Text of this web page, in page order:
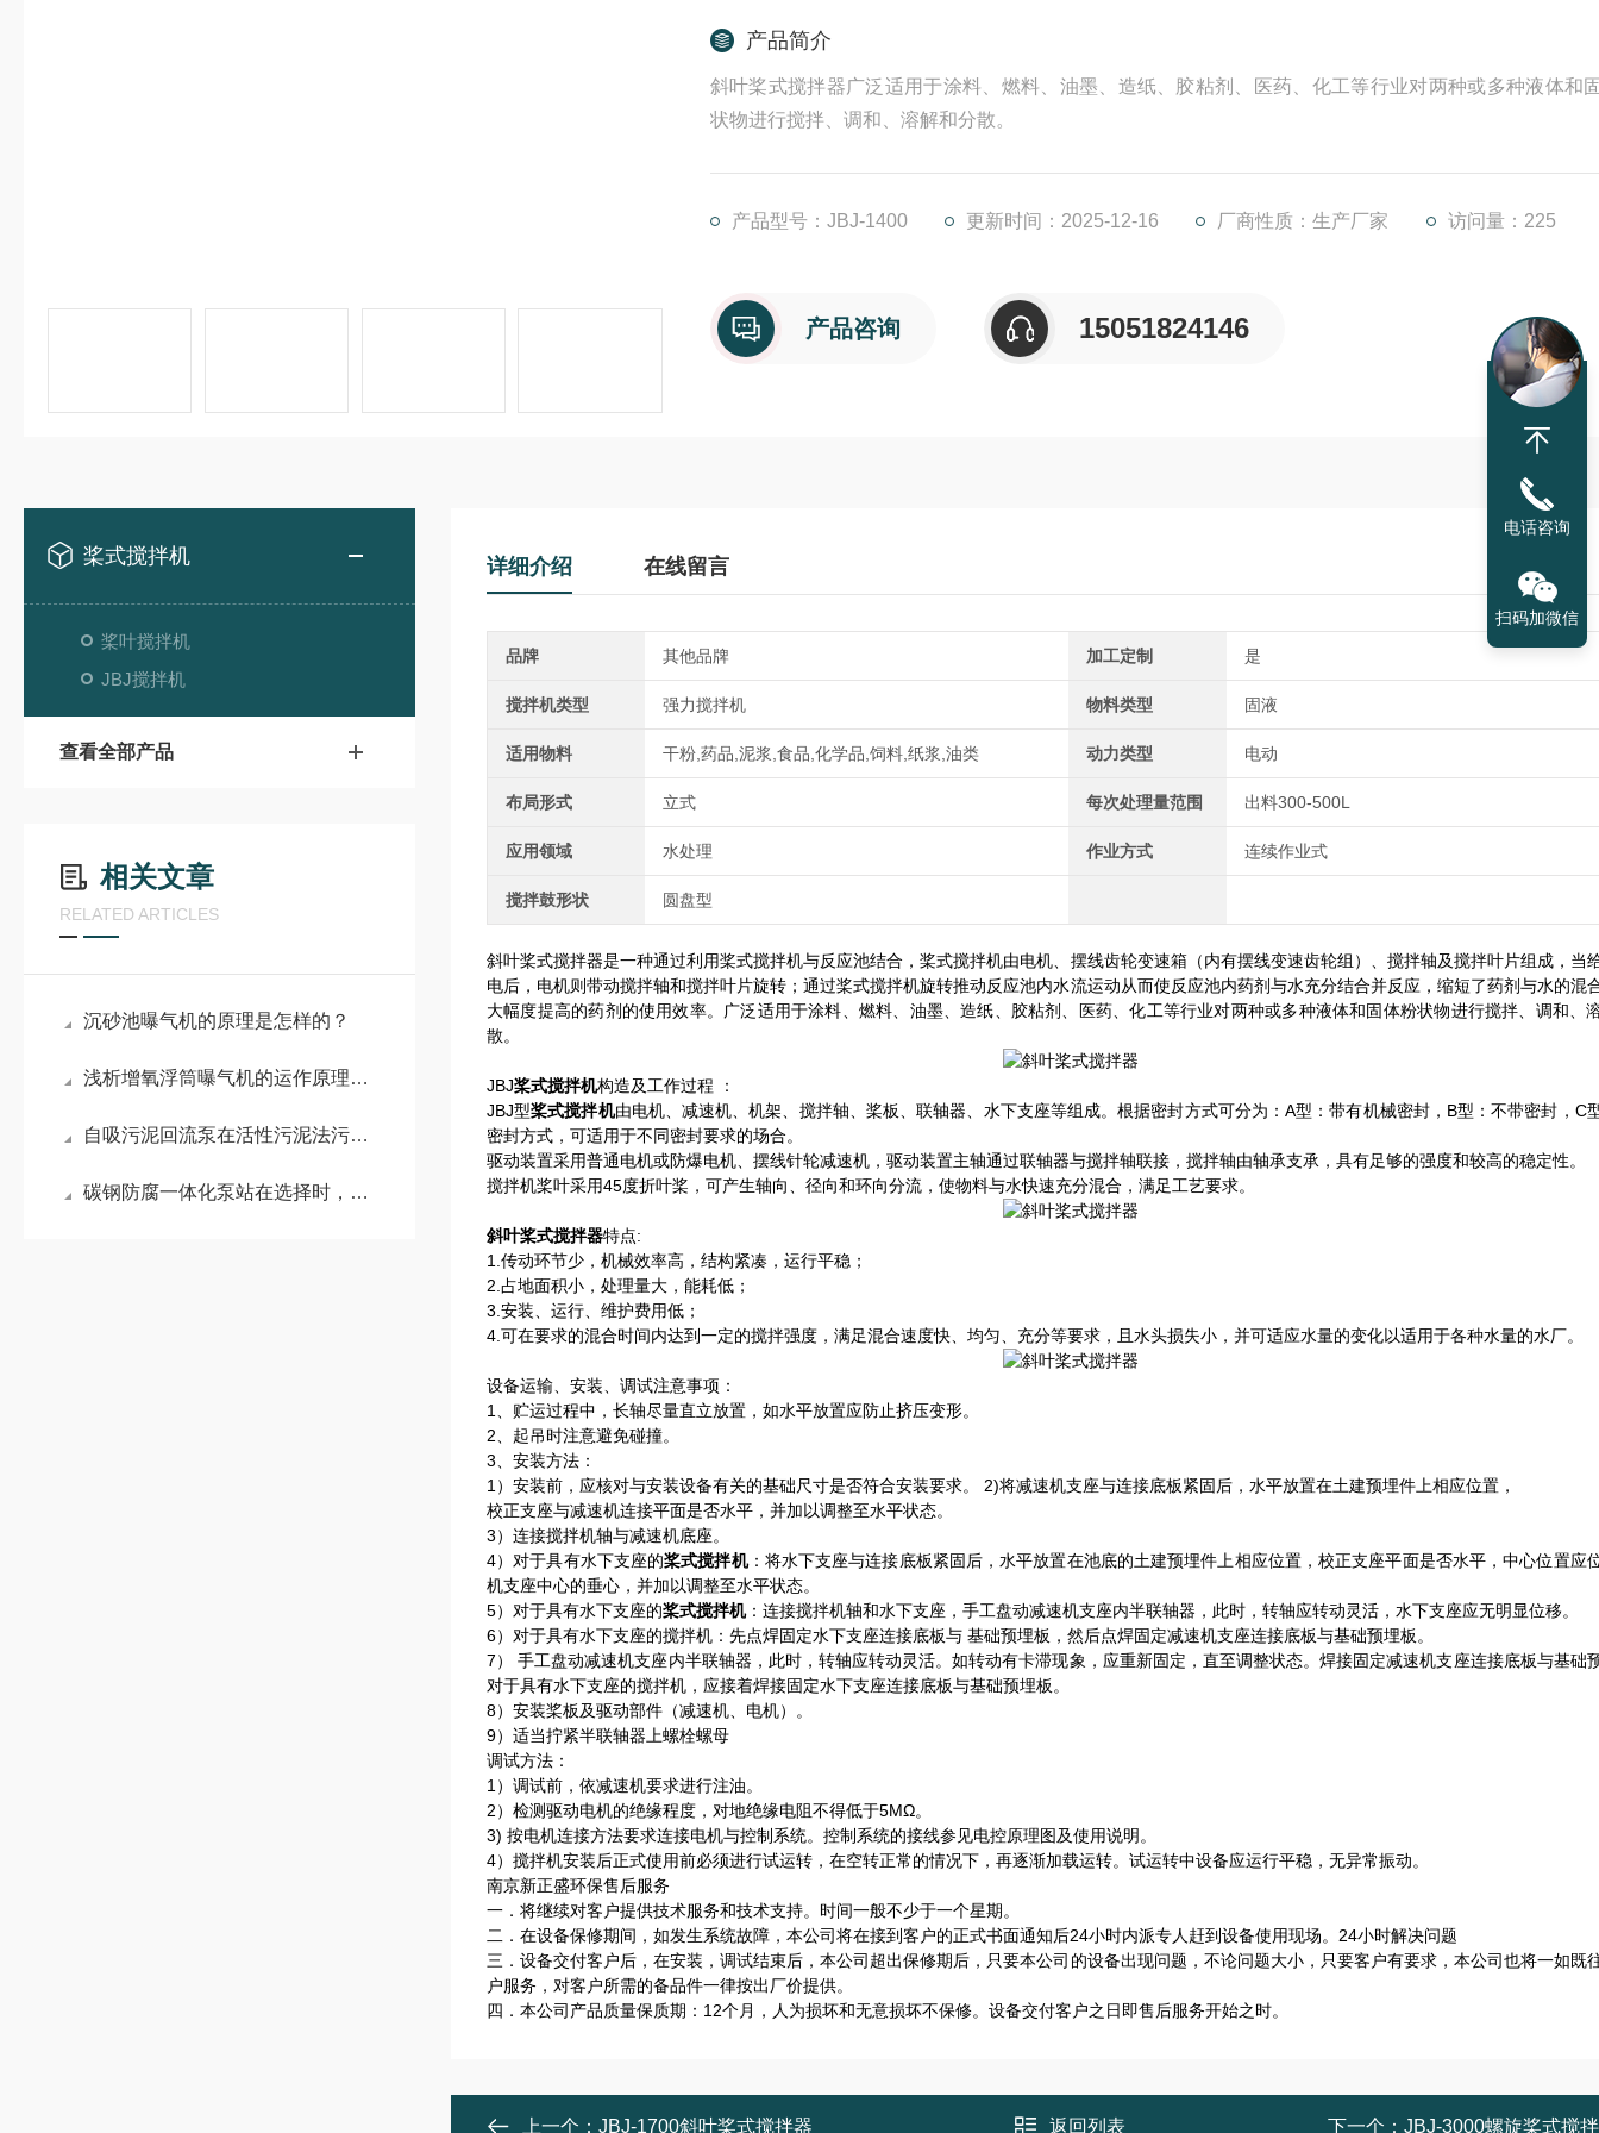
产品简介
斜叶桨式搅拌器广泛适用于涂料、燃料、油墨、造纸、胶粘剂、医药、化工等行业对两种或多种液体和
状物进行搅拌、调和、溶解和分散。
产品型号：JBJ-1400 更新时间：2025-12-16 厂商性质：生产厂家 访问量：225
产品咨询 15051824146
桨式搅拌机
桨叶搅拌机
JBJ搅拌机
查看全部产品
相关文章
RELATED ARTICLES
沉砂池曝气机的原理是怎样的？
浅析增氧浮筒曝气机的运作原理有哪些
自吸污泥回流泵在活性污泥法污水处理工艺中的作用
碳钢防腐一体化泵站在选择时，需要考虑多种因素
详细介绍 在线留言
品牌 其他品牌 加工定制 是
搅拌机类型 强力搅拌机 物料类型 固液
适用物料 干粉,药品,泥浆,食品,化学品,饲料,纸浆,油类 动力类型 电动
布局形式 立式 每次处理量范围 出料300-500L
应用领域 水处理 作业方式 连续作业式
搅拌鼓形状 圆盘型
斜叶桨式搅拌器是一种通过利用桨式搅拌机与反应池结合，桨式搅拌机由电机、摆线齿轮变速箱（内有摆线变速齿轮组）、搅拌轴及搅拌叶片组成，当
电后，电机则带动搅拌轴和搅拌叶片旋转；通过桨式搅拌机旋转推动反应池内水流运动从而使反应池内药剂与水充分结合并反应，缩短了药剂与水的混
大幅度提高的药剂的使用效率。广泛适用于涂料、燃料、油墨、造纸、胶粘剂、医药、化工等行业对两种或多种液体和固体粉状物进行搅拌、调和、
散。
JBJ桨式搅拌机构造及工作过程 ：
JBJ型桨式搅拌机由电机、减速机、机架、搅拌轴、桨板、联轴器、水下支座等组成。根据密封方式可分为：A型：带有机械密封，B型：不带密封，C
密封方式，可适用于不同密封要求的场合。
驱动装置采用普通电机或防爆电机、摆线针轮减速机，驱动装置主轴通过联轴器与搅拌轴联接，搅拌轴由轴承支承，具有足够的强度和较高的稳定性。
搅拌机桨叶采用45度折叶桨，可产生轴向、径向和环向分流，使物料与水快速充分混合，满足工艺要求。
斜叶桨式搅拌器特点:
1.传动环节少，机械效率高，结构紧凑，运行平稳；
2.占地面积小，处理量大，能耗低；
3.安装、运行、维护费用低；
4.可在要求的混合时间内达到一定的搅拌强度，满足混合速度快、均匀、充分等要求，且水头损失小，并可适应水量的变化以适用于各种水量的水厂。
设备运输、安装、调试注意事项：
1、贮运过程中，长轴尽量直立放置，如水平放置应防止挤压变形。
2、起吊时注意避免碰撞。
3、安装方法：
1）安装前，应核对与安装设备有关的基础尺寸是否符合安装要求。 2)将减速机支座与连接底板紧固后，水平放置在土建预埋件上相应位置，
校正支座与减速机连接平面是否水平，并加以调整至水平状态。
3）连接搅拌机轴与减速机底座。
4）对于具有水下支座的桨式搅拌机：将水下支座与连接底板紧固后，水平放置在池底的土建预埋件上相应位置，校正支座平面是否水平，中心位置应
机支座中心的垂心，并加以调整至水平状态。
5）对于具有水下支座的桨式搅拌机：连接搅拌机轴和水下支座，手工盘动减速机支座内半联轴器，此时，转轴应转动灵活，水下支座应无明显位移。
6）对于具有水下支座的搅拌机：先点焊固定水下支座连接底板与 基础预埋板，然后点焊固定减速机支座连接底板与基础预埋板。
7） 手工盘动减速机支座内半联轴器，此时，转轴应转动灵活。如转动有卡滞现象，应重新固定，直至调整状态。焊接固定减速机支座连接底板与基础
对于具有水下支座的搅拌机，应接着焊接固定水下支座连接底板与基础预埋板。
8）安装桨板及驱动部件（减速机、电机）。
9）适当拧紧半联轴器上螺栓螺母
调试方法：
1）调试前，依减速机要求进行注油。
2）检测驱动电机的绝缘程度，对地绝缘电阻不得低于5MΩ。
3) 按电机连接方法要求连接电机与控制系统。控制系统的接线参见电控原理图及使用说明。
4）搅拌机安装后正式使用前必须进行试运转，在空转正常的情况下，再逐渐加载运转。试运转中设备应运行平稳，无异常振动。
南京新正盛环保售后服务
一． 将继续对客户提供技术服务和技术支持。时间一般不少于一个星期。
二． 在设备保修期间，如发生系统故障，本公司将在接到客户的正式书面通知后24小时内派专人赶到设备使用现场。24小时解决问题
三．设备交付客户后，在安装，调试结束后，本公司超出保修期后，只要本公司的设备出现问题，不论问题大小，只要客户有要求，本公司也将一如既
户服务，对客户所需的备品件一律按出厂价提供。
四． 本公司产品质量保质期：12个月，人为损坏和无意损坏不保修。设备交付客户之日即售后服务开始之时。
上一个： JBJ-1700斜叶桨式搅拌器 返回列表 下一个： JBJ-3000螺旋桨式搅
电话咨询
扫码加微信